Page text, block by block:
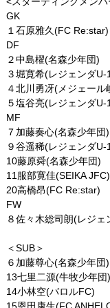
GK
１石原雅久(FC Re:star)
DF
２中島櫂(名森少年団)
３堀寛希(レジェンダU-
４北川勇冴(メジェール
５塩谷亮(レジェンダU-
MF
７加藤奏心(名森少年団)
９谷遥稀(レジェンダU-
10藤原舜(名森少年団)
11服部寛佳(SEIKA JFC)
20高橋昂(FC Re:star)
FW
８佐々木総司朗(レジェ
＜SUB＞
６加藤尊心(名森少年団)
13七里二源(牛牧少年団)
14小林空(バロルFC)